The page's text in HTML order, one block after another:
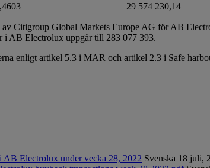
29 574 230,14
Citigroup Global Markets Europe AG för AB
i AB Electrolux uppgår till 283 077 393.
enligt artikel 5.3 i MAR och artikel 2.3 i Safe
AB Electrolux under vecka 28, 2022 Svenska 18 juli,